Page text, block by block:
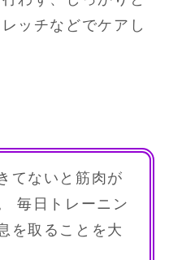
ッチなどでケアし
てないと筋肉が
毎日トレーニン
を取ることを大